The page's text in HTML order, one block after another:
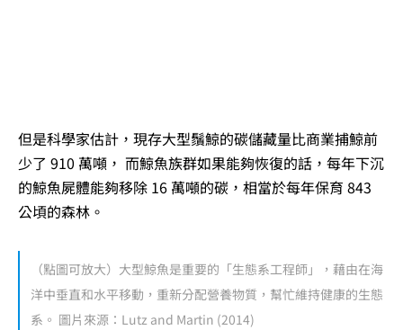
但是科學家估計，現存大型鬚鯨的碳儲藏量比商業捕鯨前
少了 910 萬噸， 而鯨魚族群如果能夠恢復的話，每年下沉
的鯨魚屍體能夠移除 16 萬噸的碳，相當於每年保育 843
公頃的森林。
（點圖可放大）大型鯨魚是重要的「生態系工程師」，藉由在海
洋中垂直和水平移動，重新分配營養物質，幫忙維持健康的生態
系。 圖片來源：Lutz and Martin (2014)